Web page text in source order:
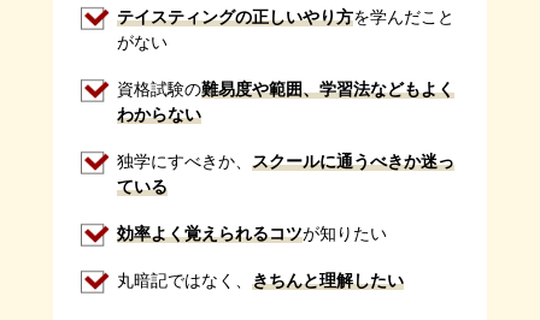
テイスティングの正しいやり方を学んだこと
がない
資格試験の難易度や範囲、学習法などもよく
わからない
独学にすべきか、 スクールに通うべきか迷っ
ている
効率よく覚えられるコツが知りたい
丸暗記ではなく、 きちんと理解したい